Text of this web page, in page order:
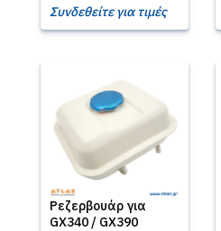
Συνδεθείτε για τιμές
Ρεζερβουάρ για
GX340 / GX390